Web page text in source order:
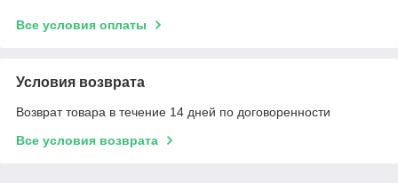
Все условия оплаты
Условия возврата
Возврат товара в течение 14 дней по договоренности
Все условия возврата